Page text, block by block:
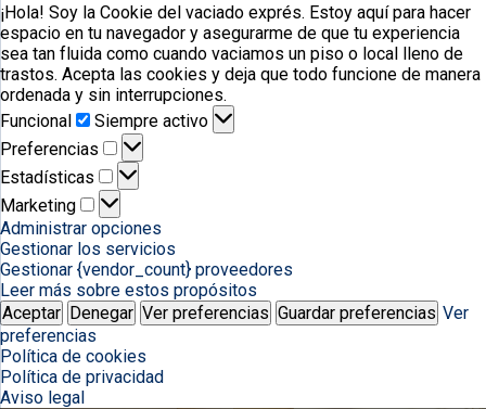
¡Hola! Soy la Cookie del vaciado exprés. Estoy aquí para hacer
espacio en tu navegador y asegurarme de que tu experiencia
sea tan fluida como cuando vaciamos un piso o local lleno de
trastos. Acepta las cookies y deja que todo funcione de manera
ordenada y sin interrupciones.
Funcional
Funcional
Siempre activo
Preferencias
Preferencias
Estadísticas
Estadísticas
Marketing
Marketing
Administrar opciones
Gestionar los servicios
Gestionar {vendor_count} proveedores
Leer más sobre estos propósitos
Aceptar Denegar Ver preferencias Guardar preferencias Ver
preferencias
Política de cookies
Política de privacidad
Aviso legal